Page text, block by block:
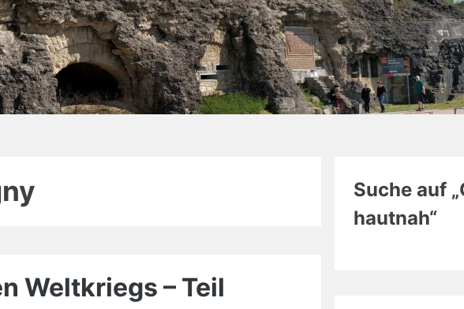
Weltkriegs – Teil
Suche auf
hautnah“